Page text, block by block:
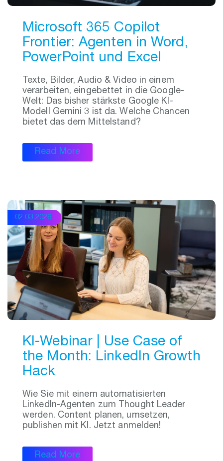
Microsoft 365 Copilot
Frontier: Agenten in Word,
PowerPoint und Excel
Texte, Bilder, Audio & Video in einem
verarbeiten, eingebettet in die Google-
Welt: Das bisher stärkste Google KI-
Modell Gemini 3 ist da. Welche Chancen
bietet das dem Mittelstand?
Read More
02.03.2026
KI-Webinar | Use Case of
the Month: LinkedIn Growth
Hack
Wie Sie mit einem automatisierten
LinkedIn-Agenten zum Thought Leader
werden. Content planen, umsetzen,
publishen mit KI. Jetzt anmelden!
Read More